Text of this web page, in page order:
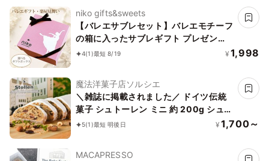
niko gifts&sweets
【バレエサブレセット】バレエモチーフ
の箱に入ったサブレギフト プレゼン
ト・楽屋見舞
4(1)最短 8/19 ¥ 1,998
魔法洋菓子店ソルシエ
＼雑誌に掲載されました／ ドイツ伝統
菓子 シュトーレン ミニ 約 200g シュト
レン 本場 【クリスマス だけじゃない！
5(1)最短 明後日 ¥ 1,700～
MACAPRESSO